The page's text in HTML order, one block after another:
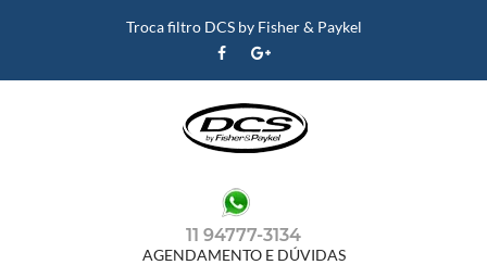
Troca filtro DCS by Fisher & Paykel
11 94777-3134
AGENDAMENTO E DÚVIDAS